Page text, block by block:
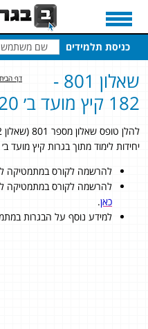
כניסת תלמידים
דף הבית
שאלון 801 -
182 קיץ מועד ב׳ 2020 | בגרות אונליין
יחידות לימוד מתוך בגרות קיץ מועד ב׳ 2020.
להרשמה לקורס במתמטיקה
להרשמה לקורס במתמטיקה
כאן.
למידע נוסף על הבגרות